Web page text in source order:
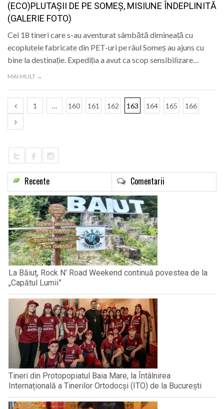
(ECO)PLUTAȘII DE PE SOMEȘ, MISIUNE ÎNDEPLINITĂ
(GALERIE FOTO)
Cei 18 tineri care s-au aventurat sâmbătă dimineață cu
ecoplutele fabricate din PET-uri pe râul Someș au ajuns cu
bine la destinație. Expediția a avut ca scop sensibilizare…
MAI MULT →
1 … 160 161 162 163 164 165 166
Recente Comentarii
La Băiuț, Rock N’ Road Weekend continuă povestea de la
„Capătul Lumii”
Tineri din Protopopiatul Baia Mare, la Întâlnirea
Internațională a Tinerilor Ortodocși (ITO) de la București